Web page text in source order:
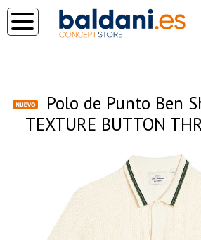
Polo de Punto Ben
TEXTURE BUTTON